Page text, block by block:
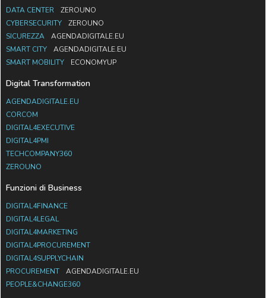
DATA CENTER
ZEROUNO
CYBERSECURITY
ZEROUNO
SICUREZZA
AGENDADIGITALE.EU
SMART CITY
AGENDADIGITALE.EU
SMART MOBILITY
ECONOMYUP
Digital Transformation
AGENDADIGITALE.EU
CORCOM
DIGITAL4EXECUTIVE
DIGITAL4PMI
TECHCOMPANY360
ZEROUNO
Funzioni di Business
DIGITAL4FINANCE
DIGITAL4LEGAL
DIGITAL4MARKETING
DIGITAL4PROCUREMENT
DIGITAL4SUPPLYCHAIN
PROCUREMENT
AGENDADIGITALE.EU
PEOPLE&CHANGE360